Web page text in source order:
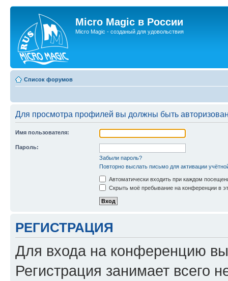
Micro Magic в России
Micro Magic - созданый для удовольствия
Список форумов
Для просмотра профилей вы должны быть
Имя пользователя:
Пароль:
Забыли пароль?
Повторно выслать письмо для активации
Автоматически входить при каждом
Скрыть моё пребывание на конференции в
РЕГИСТРАЦИЯ
Для входа на конференцию
Регистрация занимает всего